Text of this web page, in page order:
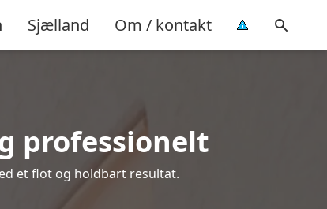
Sjælland Om / kontakt
professionelt
et flot og holdbart resultat.